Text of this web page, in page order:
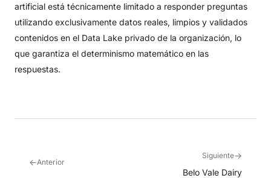
artificial está técnicamente limitado a responder preguntas
utilizando exclusivamente datos reales, limpios y validados
contenidos en el Data Lake privado de la organización, lo
que garantiza el determinismo matemático en las
respuestas.
←Anterior
Siguiente→
Belo Vale Dairy